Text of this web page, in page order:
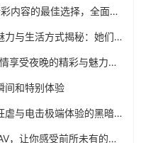
，全面盘点免费v片所有免费网站！
秘：她们的生活品味与独特风采分享
彩与魅力，视觉盛宴随时随地！
间和特别体验
电击极端体验的黑暗边缘
前所未有的视听盛宴与无尽激情！